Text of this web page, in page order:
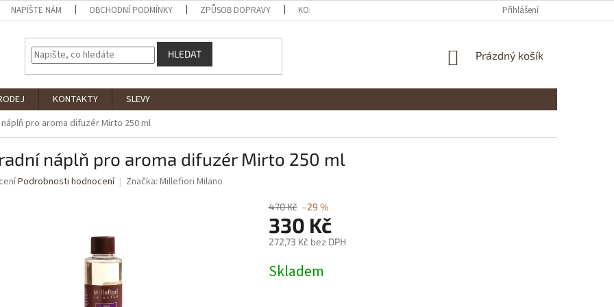
NAPIŠTE NÁM OBCHODNÍ PODMÍNKY ZPŮSOB DOPRAVY KONTAKTY Přihlášení
HLEDAT
NÁKUPNÍ
Prázdný košík
KONTAKTY
SLEVY
pro aroma difuzér Mirto 250 ml
náplň pro aroma difuzér Mirto 250 ml
Podrobnosti hodnocení Značka: Millefiori Milano
470 Kč –29 %
330 Kč
272,73 Kč bez DPH
cena:
Skladem